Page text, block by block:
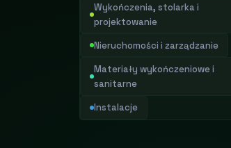
Wykończenia, stolarka i
projektowanie
Nieruchomości i zarządzanie
Materiały wykończeniowe i
sanitarne
Instalacje